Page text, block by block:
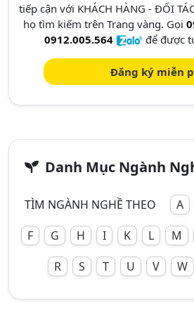
tiếp cận với KHÁCH HÀNG - ĐỐI
họ tìm kiếm trên Trang vàng. Gọi
0912.005.564
để được
Đăng ký miễn
Danh Mục Ngành
TÌM NGÀNH NGHỀ THEO A
F
G H I K L M
R
S T U V W